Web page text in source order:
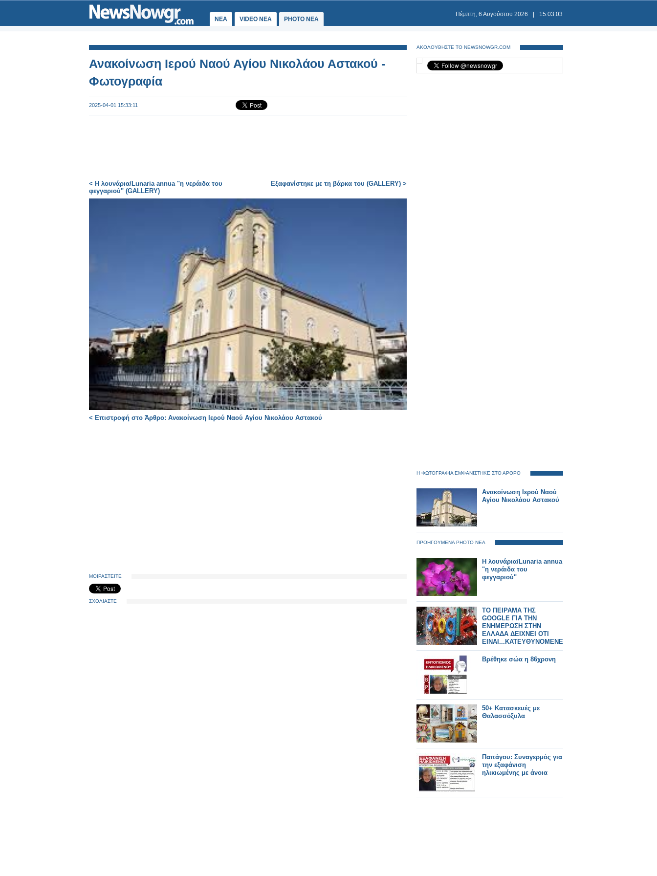
ΝΕΑ VIDEO NEA PHOTO NEA
Πέμπτη, 6 Αυγούστου 2026 15:03:03
Ανακοίνωση Ιερού Ναού Αγίου Νικολάου Αστακού -
Φωτογραφία
2025-04-01 15:33:11
< Η λουνάρια/Lunaria annua "η νεράιδα του
φεγγαριού" (GALLERY)
Εξαφανίστηκε με τη βάρκα του (GALLERY) >
< Επιστροφή στο Άρθρο: Ανακοίνωση Ιερού Ναού Αγίου Νικολάου Αστακού
ΜΟΙΡΑΣΤΕΙΤΕ
ΣΧΟΛΙΑΣΤΕ
ΑΚΟΛΟΥΘΗΣΤΕ ΤΟ NEWSNOWGR.COM
Η ΦΩΤΟΓΡΑΦΙΑ ΕΜΦΑΝΙΣΤΗΚΕ ΣΤΟ ΑΡΘΡΟ
Ανακοίνωση Ιερού Ναού
Αγίου Νικολάου Αστακού
ΠΡΟΗΓΟΥΜΕΝΑ PHOTO ΝΕΑ
Η λουνάρια/Lunaria annua
"η νεράιδα του
φεγγαριού"
ΤΟ ΠΕΙΡΑΜΑ ΤΗΣ
GOOGLE ΓΙΑ ΤΗΝ
ΕΝΗΜΕΡΩΣΗ ΣΤΗΝ
ΕΛΛΑΔΑ ΔΕΙΧΝΕΙ ΟΤΙ
ΕΙΝΑΙ...ΚΑΤΕΥΘΥΝΟΜΕΝΕΣ
Βρέθηκε σώα η 86χρονη
50+ Κατασκευές με
Θαλασσόξυλα
Παπάγου: Συναγερμός για
την εξαφάνιση
ηλικιωμένης με άνοια